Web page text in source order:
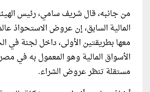
من جانبه، قال شريف سامي، رئيس الهيئة
المالية السابق، إن عروض الاستحواذ
معها بطريقتين الأولى، داخل لجنة في
الأسواق المالية وهو المعمول به في
مستقلة تنظر عروض الشراء.